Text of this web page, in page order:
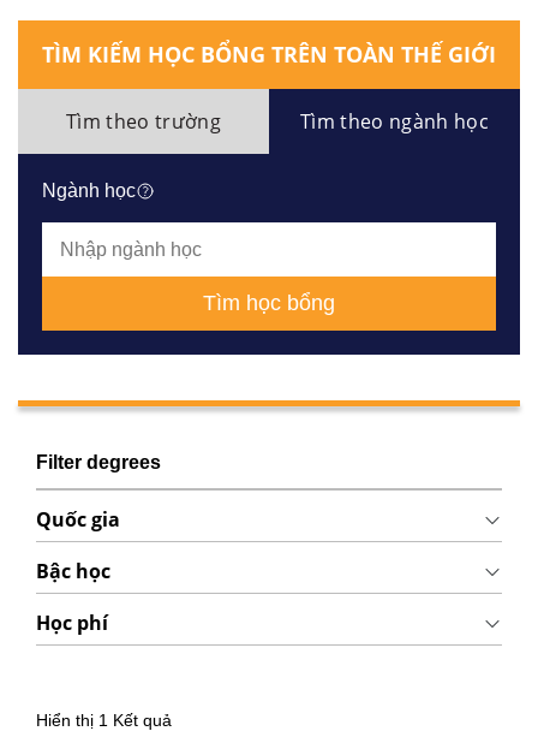
TÌM KIẾM HỌC BỔNG TRÊN TOÀN THẾ GIỚI
Tìm theo trường Tìm theo ngành học
Ngành học
Tìm học bổng
Filter degrees
Quốc gia
Bậc học
Học phí
Hiển thị 1 Kết quả